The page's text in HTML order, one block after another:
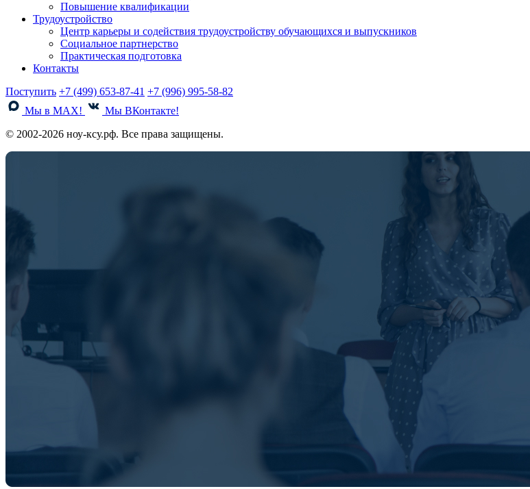
Повышение квалификации
Трудоустройство
Центр карьеры и содействия трудоустройству обучающихся и выпускников
Социальное партнерство
Практическая подготовка
Контакты
Поступить +7 (499) 653-87-41 +7 (996) 995-58-82
Мы в MAX!
Мы ВКонтакте!
© 2002-2026 ноу-ксу.рф. Все права защищены.